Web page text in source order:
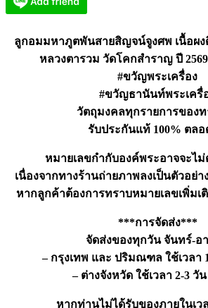
โคก
KM2852639
ลูกอมมหาภูตพันสายสิญจน์จูงศพ เนื้อผ
หลวงตารวม วัดโคกสำราญ ปี 2569
#ขวัญพระเครื่อง
#ขวัญธานันท์พระเครื่
วัตถุมงคลทุกรายการของท
รับประกันแท้ 100% ตล
หมายเลขกำกับองค์พระอาจจะไม่
เนื่องจากทางร้านถ่ายภาพลงเป็นตัวอย่า
หากลูกค้าต้องการทราบหมายเลขเพิ่มเ
***การจัดส่ง***
จัดส่งของทุกวัน จันทร์-อ
– กรุงเทพ และ ปริมณฑล ใช้เวลา
– ต่างจังหวัด ใช้เวลา 2-3 วั
หากท่านไม่ได้รับของภายในเ